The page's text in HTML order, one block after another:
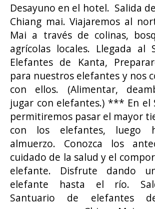
Desayuno en el hotel. Salida
Chiang mai. Viajaremos al
Mai a través de colinas,
agrícolas locales. Llegada al
Elefantes de Kanta,
para nuestros elefantes y nos
con ellos. (Alimentar,
jugar con elefantes.) *** En el
permitiremos pasar el mayor
con los elefantes, luego
almuerzo. Conozca los
cuidado de la salud y el
elefante. Disfrute dando
elefante hasta el río.
Santuario de elefantes